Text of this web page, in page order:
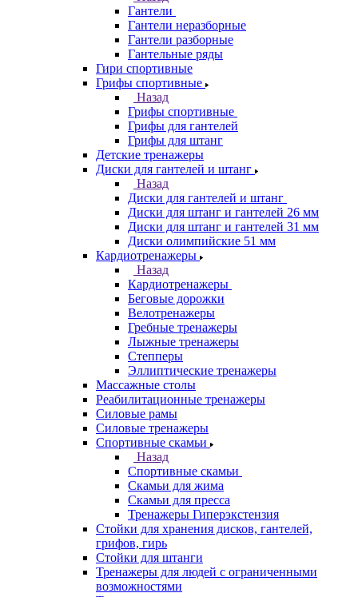
Гантели
Гантели неразборные
Гантели разборные
Гантельные ряды
Гири спортивные
Грифы спортивные
Назад
Грифы спортивные
Грифы для гантелей
Грифы для штанг
Детские тренажеры
Диски для гантелей и штанг
Назад
Диски для гантелей и штанг
Диски для штанг и гантелей 26 мм
Диски для штанг и гантелей 31 мм
Диски олимпийские 51 мм
Кардиотренажеры
Назад
Кардиотренажеры
Беговые дорожки
Велотренажеры
Гребные тренажеры
Лыжные тренажеры
Степперы
Эллиптические тренажеры
Массажные столы
Реабилитационные тренажеры
Силовые рамы
Силовые тренажеры
Спортивные скамьи
Назад
Спортивные скамьи
Скамьи для жима
Скамьи для пресса
Тренажеры Гиперэкстензия
Стойки для хранения дисков, гантелей,
грифов, гирь
Стойки для штанги
Тренажеры для людей с ограниченными
возможностями